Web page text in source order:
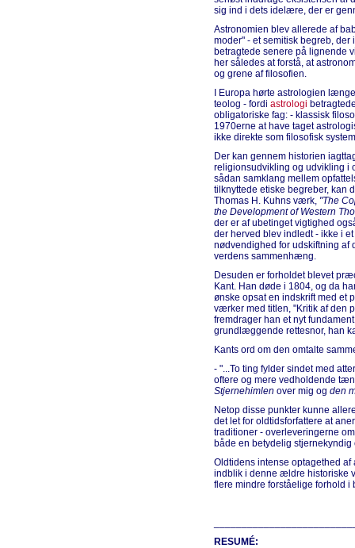
sig ind i dets idelære, der er
Astronomien blev allerede af
moder" - et semitisk begreb,
betragtede senere på lignende
her således at forstå, at
og grene af filosofien.
I Europa hørte astrologien
teolog - fordi astrologi
obligatoriske fag: - klassisk
1970erne at have taget
ikke direkte som filosofisk
Der kan gennem historien
religionsudvikling og udvikling i
sådan samklang mellem
tilknyttede etiske begreber, kan
Thomas H. Kuhns værk, "The
the Development of Western
der er af ubetinget vigtighed
der herved blev indledt - ikke i
nødvendighed for udskiftning af
verdens sammenhæng.
Desuden er forholdet blevet
Kant. Han døde i 1804, og da
ønske opsat en indskrift med et
værker med titlen, "Kritik af den
fremdrager han et nyt
grundlæggende rettesnor, han
Kants ord om den omtalte
- "...To ting fylder sindet med
oftere og mere vedholdende
Stjernehimlen over mig og den
Netop disse punkter kunne
det let for oldtidsforfattere at
traditioner - overleveringerne
både en betydelig
Oldtidens intense optagethed
indblik i denne ældre historiske
flere mindre forståelige forhold i
RESUMÉ: